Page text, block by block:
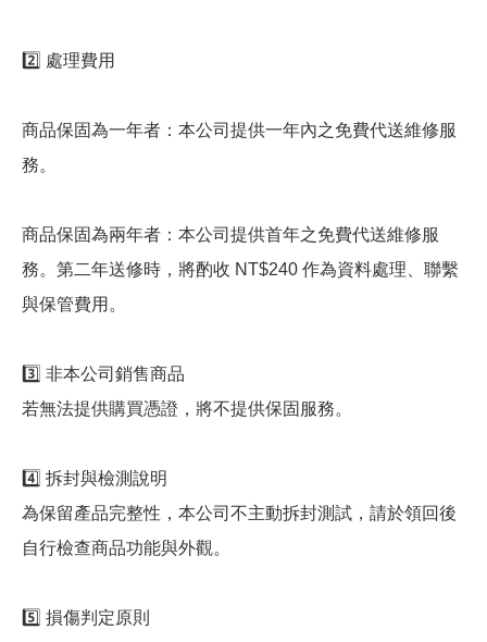
2️⃣ 處理費用
商品保固為一年者：本公司提供一年內之免費代送維修服
務。
商品保固為兩年者：本公司提供首年之免費代送維修服
務。第二年送修時，將酌收 NT$240 作為資料處理、聯繫
與保管費用。
3️⃣ 非本公司銷售商品
若無法提供購買憑證，將不提供保固服務。
4️⃣ 拆封與檢測說明
為保留產品完整性，本公司不主動拆封測試，請於領回後
自行檢查商品功能與外觀。
5️⃣ 損傷判定原則